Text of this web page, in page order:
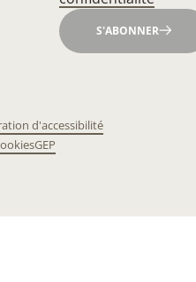
S'ABONNER
d'accessibilité
GEP